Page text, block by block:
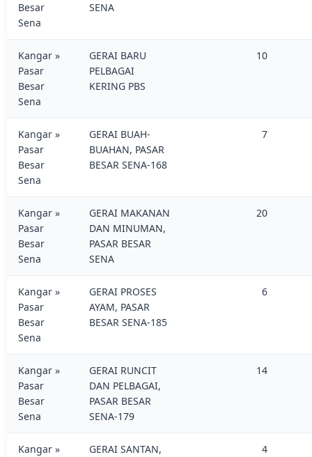
Besar
Sena
SENA
Kangar »
Pasar
Besar
Sena
GERAI BARU
PELBAGAI
KERING PBS
10
Kangar »
Pasar
Besar
Sena
GERAI BUAH-
BUAHAN, PASAR
BESAR SENA-168
7
Kangar »
Pasar
Besar
Sena
GERAI MAKANAN
DAN MINUMAN,
PASAR BESAR
SENA
20
Kangar »
Pasar
Besar
Sena
GERAI PROSES
AYAM, PASAR
BESAR SENA-185
6
Kangar »
Pasar
Besar
Sena
GERAI RUNCIT
DAN PELBAGAI,
PASAR BESAR
SENA-179
14
Kangar »
GERAI SANTAN,
4